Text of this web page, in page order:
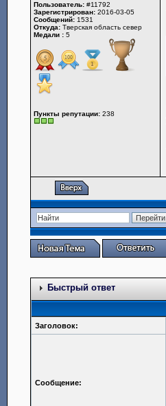
Пользователь: #11792
Зарегистрирован: 2016-03-05
Сообщений: 1531
Откуда: Тверская область север
Медали : 5
Пункты репутации: 238
Быстрый ответ
Заголовок:
Сообщение: